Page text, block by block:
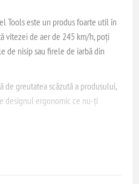
Tools este un produs foarte util în
vitezei de aer de 245 km/h, poți
de nisip sau firele de iarbă din
de greutatea scăzută a produsului,
designul ergonomic ce nu-ți
nevoilor tale.